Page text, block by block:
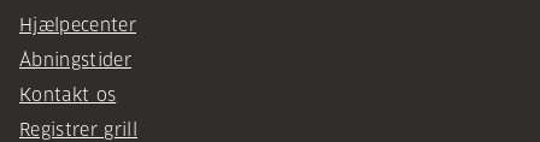
Hjælpecenter
Åbningstider
Kontakt os
Registrer grill